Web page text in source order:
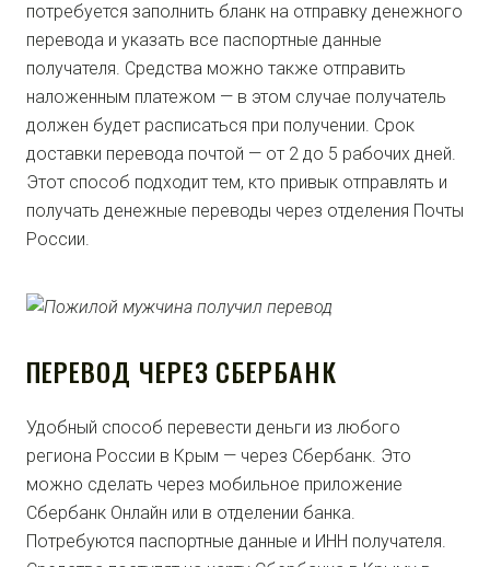
потребуется заполнить бланк на отправку денежного
перевода и указать все паспортные данные
получателя. Средства можно также отправить
наложенным платежом — в этом случае получатель
должен будет расписаться при получении. Срок
доставки перевода почтой — от 2 до 5 рабочих дней.
Этот способ подходит тем, кто привык отправлять и
получать денежные переводы через отделения Почты
России.
ПЕРЕВОД ЧЕРЕЗ СБЕРБАНК
Удобный способ перевести деньги из любого
региона России в Крым — через Сбербанк. Это
можно сделать через мобильное приложение
Сбербанк Онлайн или в отделении банка.
Потребуются паспортные данные и ИНН получателя.